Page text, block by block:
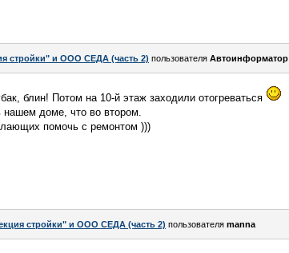
стройки" и ООО СЕДА (часть 2) пользователя Автоинформатор
блин! Потом на 10-й этаж заходили отогреваться
нашем доме, что во втором.
помочь с ремонтом )))
стройки" и ООО СЕДА (часть 2) пользователя manna